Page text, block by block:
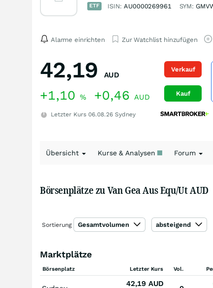
ETF ISIN:AU0000269961 SYM:
Alarme einrichten Zur Watchlist hinzufügen
42,19 AUD
+1,10 % +0,46 AUD
Letzter Kurs 06.08.26 Sydney
Verkauf
Kauf
Übersicht Kurse & Analysen Forum
Börsenplätze zu Van Gea Aus Equ/Ut AUD
Sortierung Gesamtvolumen absteigend
Marktplätze
Börsenplatz Letzter Kurs Vol.
42,19 AUD